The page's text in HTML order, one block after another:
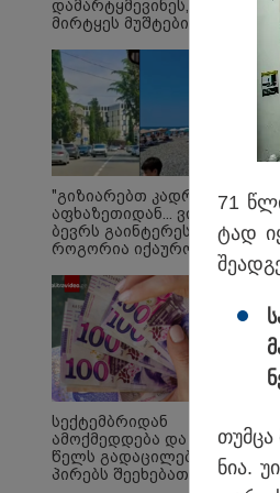
დამარტყმევინეს,
მირტყეს მუშტები" -
დვალიშვილი,
რომელზეც
არასრულწლოვანებმა
ფიზიკურად
იძალადეს?
"გიზიარებთ კადრებს
აფხაზეთიდან... ვიცი,
ბევრს გაინტერესებთ,
როგორია იქაურობა
ვრცელდება
სოციალურ ქსელში?
სექტემბრიდან
ამოქმედდება და 60
წელს გადაცილებულ
პირებს შეეხებათ! -
71
ტად
თუმ­ცა
ნია.